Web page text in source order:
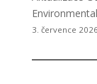
3. července 2026